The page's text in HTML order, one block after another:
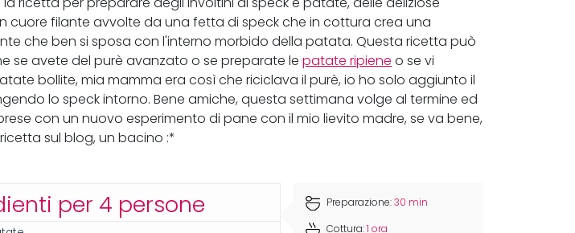
ricetta per preparare degli involtini di speck e patate, delle deliziose
cuore filante avvolte da una fetta di speck che in cottura crea una
che ben si sposa con l'interno morbido della patata. Questa ricetta può
se avete del purè avanzato o se preparate lepatate ripiene o se vi
bollite, mia mamma era così che riciclava il purè, io ho solo aggiunto il
lo speck intorno. Bene amiche, questa settimana volge al termine ed
con un nuovo esperimento di pane con il mio lievito madre, se va bene,
sul blog, un bacino :*
per 4 persone Preparazione:30 min
Cottura:1 ora